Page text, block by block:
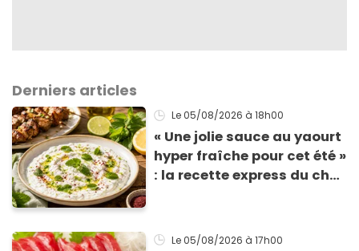
Derniers articles
Le 05/08/2026 à 18h00
« Une jolie sauce au yaourt
hyper fraîche pour cet été »
: la recette express du chef
grillades
Le 05/08/2026 à 17h00